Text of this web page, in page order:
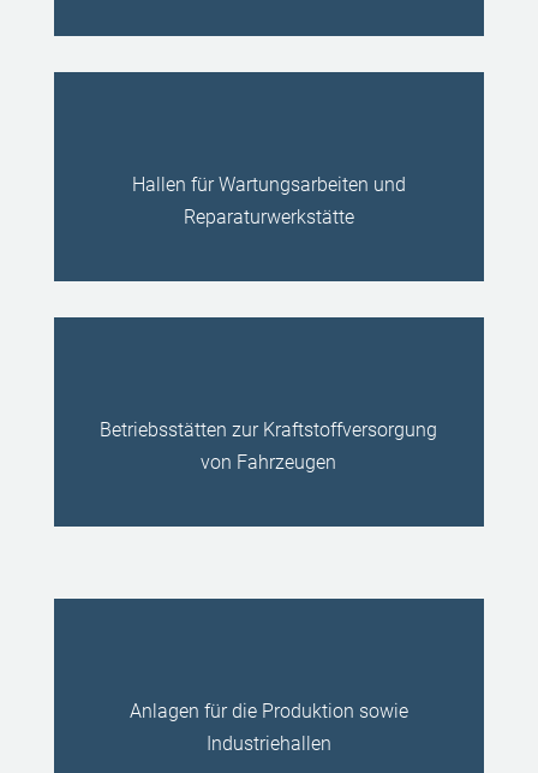
Hallen für Wartungsarbeiten und
Reparaturwerkstätte
Betriebsstätten zur Kraftstoffversorgung
von Fahrzeugen
Anlagen für die Produktion sowie
Industriehallen